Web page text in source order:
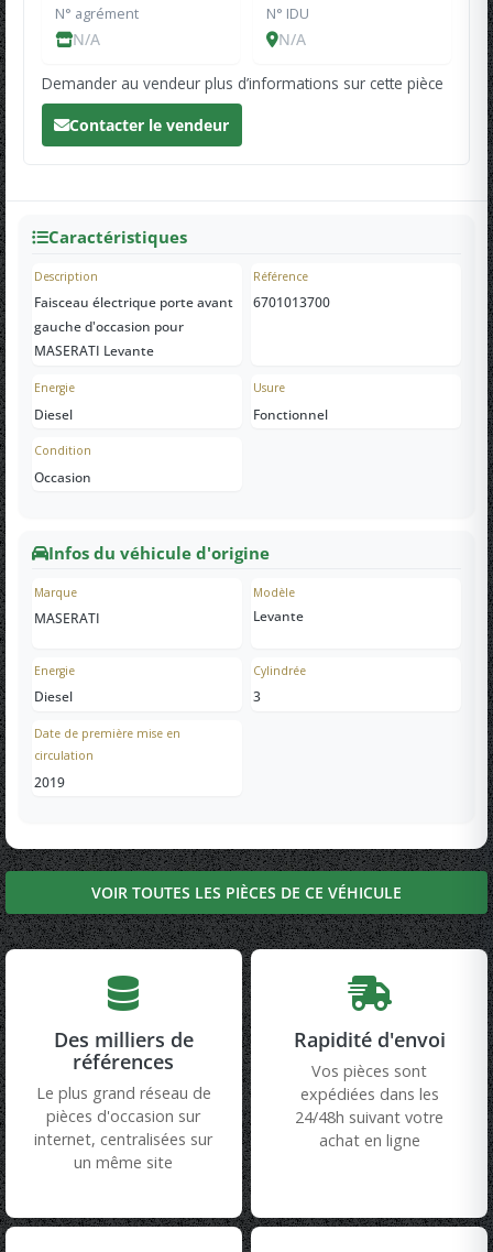
N° agrément
N/A
N° IDU
N/A
Demander au vendeur plus d’informations sur cette pièce
Contacter le vendeur
Caractéristiques
Description
Faisceau électrique porte avant
gauche d'occasion pour
MASERATI Levante
Référence
6701013700
Energie
Diesel
Usure
Fonctionnel
Condition
Occasion
Infos du véhicule d'origine
Marque
MASERATI
Modèle
Levante
Energie
Diesel
Cylindrée
3
Date de première mise en
circulation
2019
VOIR TOUTES LES PIÈCES DE CE VÉHICULE
Des milliers de
références
Le plus grand réseau de
pièces d'occasion sur
internet, centralisées sur
un même site
Rapidité d'envoi
Vos pièces sont
expédiées dans les
24/48h suivant votre
achat en ligne